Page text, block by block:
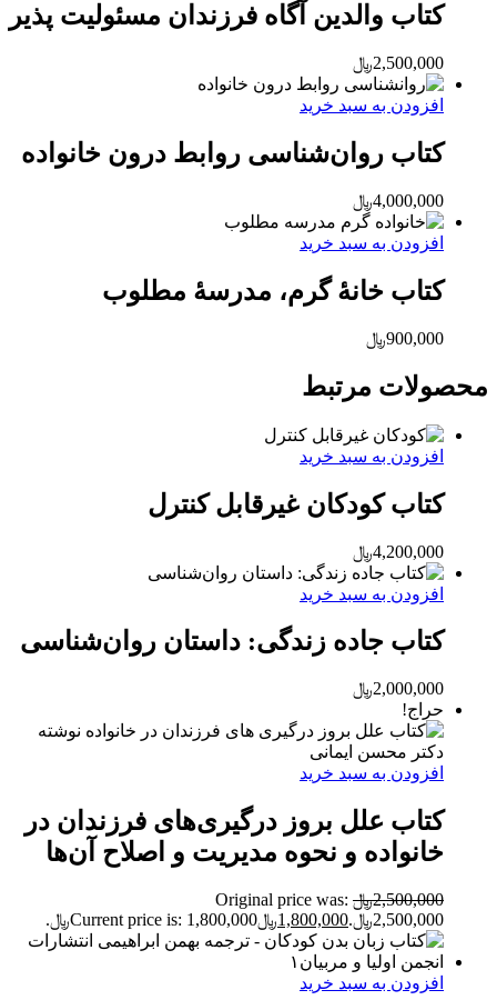
کتاب والدین آگاه فرزندان مسئولیت پذیر
2,500,000﷼
افزودن به سبد خرید
کتاب روان‌شناسی روابط درون خانواده
4,000,000﷼
افزودن به سبد خرید
کتاب خانۀ گرم، مدرسۀ مطلوب
900,000﷼
محصولات مرتبط
افزودن به سبد خرید
کتاب کودکان غیر‌قابل کنترل
4,200,000﷼
افزودن به سبد خرید
کتاب جاده زندگی: داستان روان‌شناسی
2,000,000﷼
حراج!
افزودن به سبد خرید
کتاب علل بروز درگیری‌های فرزندان در
خانواده و نحوه مدیریت و اصلاح آن‌ها
2,500,000﷼ Original price was:
2,500,000﷼.
1,800,000﷼Current price is: 1,800,000﷼.
افزودن به سبد خرید